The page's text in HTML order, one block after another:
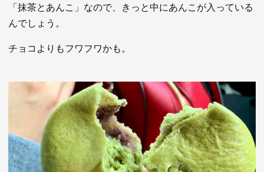
「抹茶とあんこ」なので、きっと中にあんこが入っている
んでしょう。
チョコよりもフワフワかも。